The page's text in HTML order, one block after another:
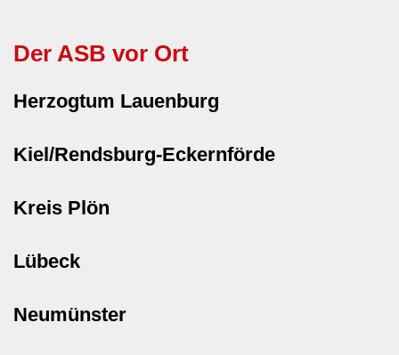
Der ASB vor Ort
Herzogtum Lauenburg
Kiel/Rendsburg-Eckernförde
Kreis Plön
Lübeck
Neumünster